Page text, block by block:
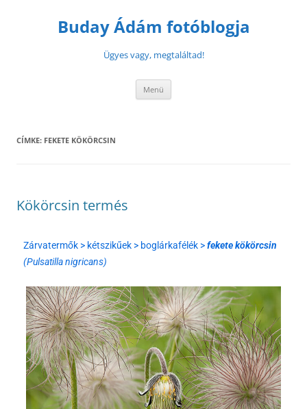
Buday Ádám fotóblogja
Ügyes vagy, megtaláltad!
Menü
CÍMKE: FEKETE KÖKÖRCSIN
Kökörcsin termés
Zárvatermők > kétszikűek > boglárkafélék >fekete kökörcsin
(Pulsatilla nigricans)